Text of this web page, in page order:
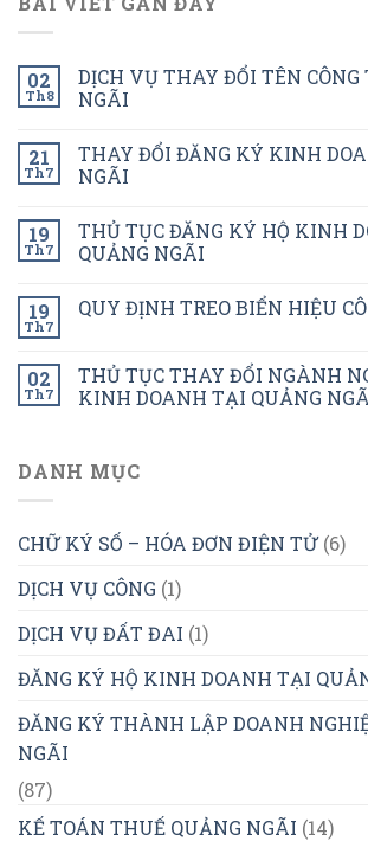
02
Th8
DỊCH VỤ THAY ĐỔI TÊN
NGÃI
21
Th7
THAY ĐỔI ĐĂNG KÝ KINH
NGÃI
19
Th7
THỦ TỤC ĐĂNG KÝ HỘ KINH
QUẢNG NGÃI
19
Th7
QUY ĐỊNH TREO BIỂN HIỆU
02
Th7
THỦ TỤC THAY ĐỔI NGÀNH
KINH DOANH TẠI QUẢNG
DANH MỤC
CHỮ KÝ SỐ – HÓA ĐƠN ĐIỆN TỬ(6)
DỊCH VỤ CÔNG (1)
DỊCH VỤ ĐẤT ĐAI (1)
ĐĂNG KÝ HỘ KINH DOANH TẠI
ĐĂNG KÝ THÀNH LẬP DOANH
NGÃI
(87)
KẾ TOÁN THUẾ QUẢNG NGÃI (14)